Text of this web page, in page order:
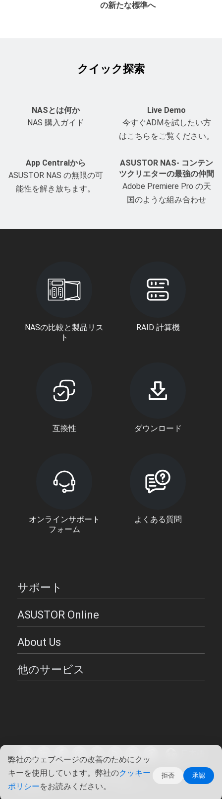
弊社のウェブページの改善のためにクッ
キーを使用しています。弊社のクッキー
ポリシーをお読みください。
拒否 承認
の新たな標準へ
クイック探索
NASとは何か
NAS 購入ガイド
Live Demo
今すぐADMを試したい方
はこちらをご覧ください。
App Centralから
ASUSTOR NAS の無限の可
能性を解き放ちます。
ASUSTOR NAS- コンテン
ツクリエターの最強の仲間
Adobe Premiere Pro の天
国のような組み合わせ
NASの比較と製品リス
ト
RAID 計算機
互換性 ダウンロード
オンラインサポート
フォーム
よくある質問
サポート
ASUSTOR Online
About Us
他のサービス
Copyright ©2026 ASUSTOR Inc.
使用条件 | プライバシー・ポリシー